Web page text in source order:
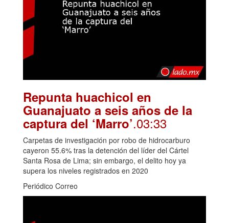
Repunta huachicol en
Guanajuato a seis años de la
captura del ‘Marro’.03:33
Carpetas de investigación por robo de hidrocarburo
cayeron 55.6% tras la detención del líder del Cártel
Santa Rosa de Lima; sin embargo, el delito hoy ya
supera los niveles registrados en 2020
Periódico Correo